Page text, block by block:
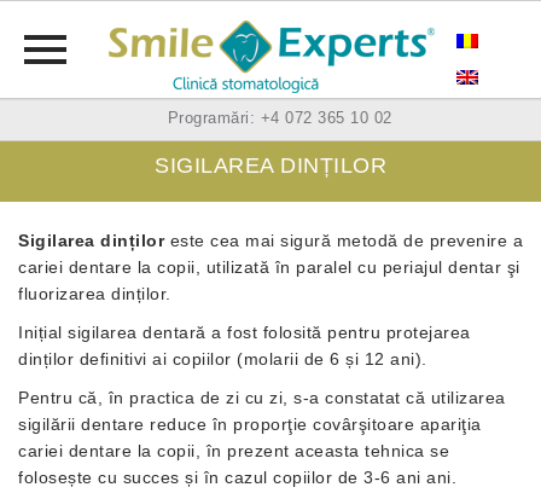
Programări: +4 072 365 10 02
to
SIGILAREA DINȚILOR
Sigilarea dinților este cea mai sigură metodă de prevenire a
cariei dentare la copii, utilizată în paralel cu periajul dentar şi
fluorizarea dinților.
Inițial sigilarea dentară a fost folosită pentru protejarea
dinților definitivi ai copiilor (molarii de 6 și 12 ani).
Pentru că, în practica de zi cu zi, s-a constatat că utilizarea
sigilării dentare reduce în proporţie covârşitoare apariţia
cariei dentare la copii, în prezent aceasta tehnica se
folosește cu succes și în cazul copiilor de 3-6 ani ani.